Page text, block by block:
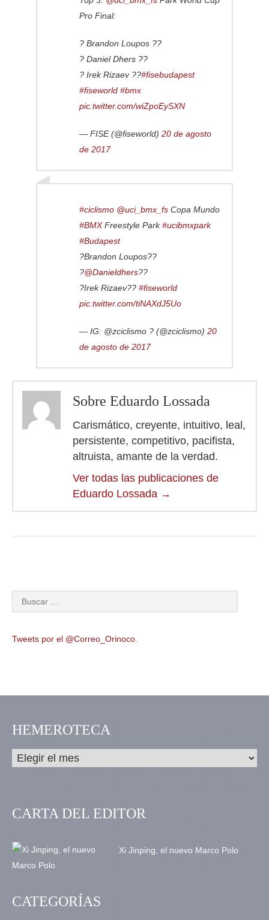
Pro Final:
? Brandon Loupos ??
? Daniel Dhers ??
? Irek Rizaev ??#fisebudapest
#fiseworld #bmx
pic.twitter.com/wiZpoEySXN
— FISE (@fiseworld) 20 de agosto
de 2017
#ciclismo @uci_bmx_fs Copa Mundo
#BMXFreestyle Park#ucibmxpark
#Budapest
?Brandon Loupos??
?@Danieldhers??
?Irek Rizaev?? #fiseworld
pic.twitter.com/tiNAXdJ5Uo
— IG: @zciclismo ? (@zciclismo) 20
de agosto de 2017
Sobre Eduardo Lossada
Carismático, creyente, intuitivo, leal,
persistente, competitivo, pacifista,
altruista, amante de la verdad.
Ver todas las publicaciones de
Eduardo Lossada →
Tweets por el @Correo_Orinoco.
HEMEROTECA
CARTA DEL EDITOR
Xi Jinping, el nuevo Marco Polo
CATEGORÍAS